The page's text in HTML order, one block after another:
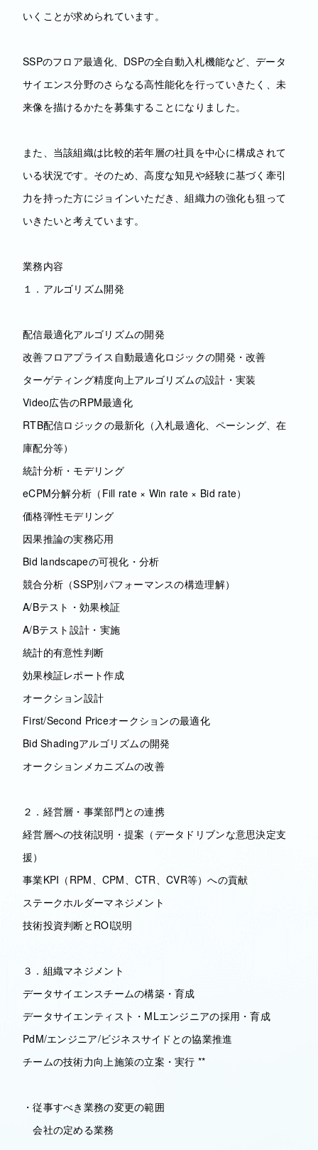
いくことが求められています。
SSPのフロア最適化、DSPの全自動入札機能など、データ
サイエンス分野のさらなる高性能化を行っていきたく、未
来像を描けるかたを募集することになりました。
また、当該組織は比較的若年層の社員を中心に構成されて
いる状況です。そのため、高度な知見や経験に基づく牽引
力を持った方にジョインいただき、組織力の強化も狙って
いきたいと考えています。
業務内容
１．アルゴリズム開発
配信最適化アルゴリズムの開発
改善フロアプライス自動最適化ロジックの開発・改善
ターゲティング精度向上アルゴリズムの設計・実装
Video広告のRPM最適化
RTB配信ロジックの最新化（入札最適化、ペーシング、在
庫配分等）
統計分析・モデリング
eCPM分解分析（Fill rate × Win rate × Bid rate）
価格弾性モデリング
因果推論の実務応用
Bid landscapeの可視化・分析
競合分析（SSP別パフォーマンスの構造理解）
A/Bテスト・効果検証
A/Bテスト設計・実施
統計的有意性判断
効果検証レポート作成
オークション設計
First/Second Priceオークションの最適化
Bid Shadingアルゴリズムの開発
オークションメカニズムの改善
２．経営層・事業部門との連携
経営層への技術説明・提案（データドリブンな意思決定支
援）
事業KPI（RPM、CPM、CTR、CVR等）への貢献
ステークホルダーマネジメント
技術投資判断とROI説明
３．組織マネジメント
データサイエンスチームの構築・育成
データサイエンティスト・MLエンジニアの採用・育成
PdM/エンジニア/ビジネスサイドとの協業推進
チームの技術力向上施策の立案・実行 **
・従事すべき業務の変更の範囲
会社の定める業務